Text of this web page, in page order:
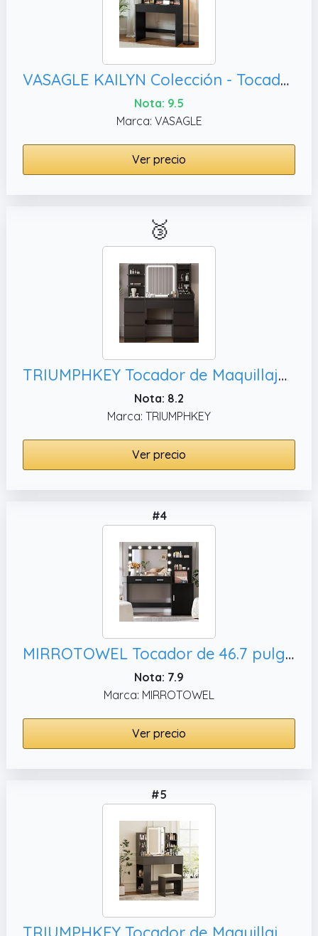
VASAGLE KAILYN Colección - Tocador, Negro RDT114T16
Nota: 9.5
Marca: VASAGLE
Ver precio
🥉
TRIUMPHKEY Tocador de Maquillaje Grande con Luces Led Regulables y Espejo, Negro
Nota: 8.2
Marca: TRIUMPHKEY
Ver precio
#4
MIRROTOWEL Tocador de 46.7 pulgadas con 2 cajones grandes, estilo contemporáneo
Nota: 7.9
Marca: MIRROTOWEL
Ver precio
#5